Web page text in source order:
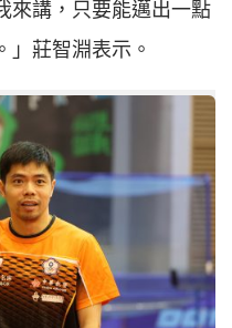
來講，只要能邁出一點
」莊智淵表示。